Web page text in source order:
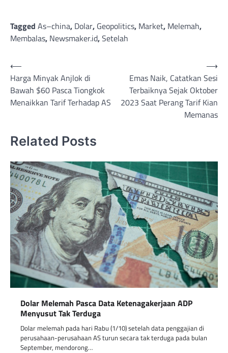
Tagged As–china, Dolar, Geopolitics, Market, Melemah,
Membalas, Newsmaker.id,Setelah
Post
navigation
⟵
Harga Minyak Anjlok di
Bawah $60 Pasca Tiongkok
Menaikkan Tarif Terhadap AS
Emas Naik, Catatkan Sesi
Terbaiknya Sejak Oktober
2023 Saat Perang Tarif Kian
Memanas
⟶
Related Posts
Dolar Melemah Pasca Data Ketenagakerjaan ADP
Menyusut Tak Terduga
Dolar melemah pada hari Rabu (1/10) setelah data penggajian di
perusahaan-perusahaan AS turun secara tak terduga pada bulan
September, mendorong…